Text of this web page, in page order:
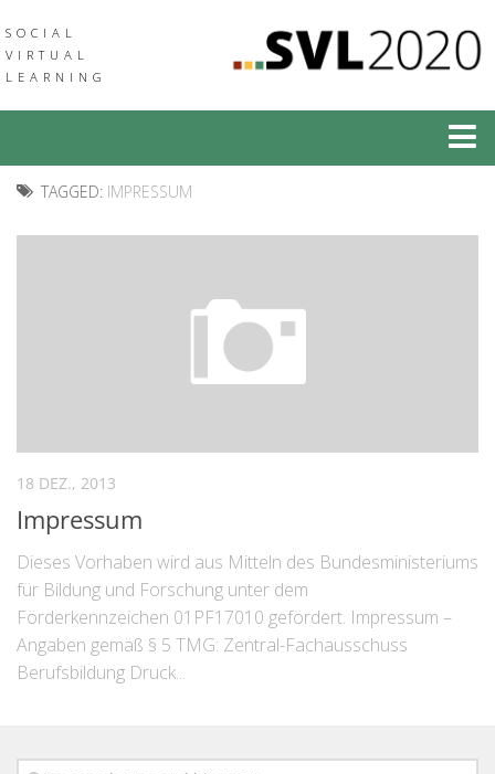
SOCIAL
VIRTUAL
LEARNING
Social Virtual Learning
TAGGED: IMPRESSUM
18 DEZ., 2013
Impressum
Dieses Vorhaben wird aus Mitteln des Bundesministeriums
für Bildung und Forschung unter dem
Förderkennzeichen 01PF17010 gefördert. Impressum –
Angaben gemäß § 5 TMG: Zentral-Fachausschuss
Berufsbildung Druck...